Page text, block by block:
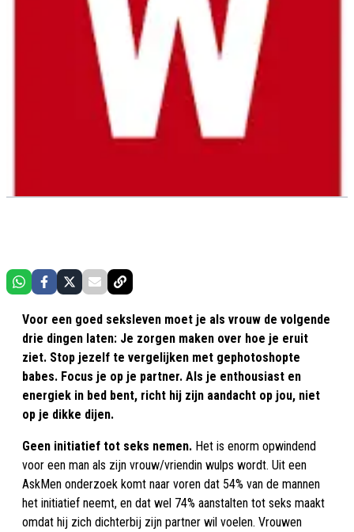
Voor een goed seksleven moet je als vrouw de volgende
drie dingen laten: Je zorgen maken over hoe je eruit
ziet. Stop jezelf te vergelijken met gephotoshopte
babes. Focus je op je partner. Als je enthousiast en
energiek in bed bent, richt hij zijn aandacht op jou, niet
op je dikke dijen.
Geen initiatief tot seks nemen. Het is enorm opwindend
voor een man als zijn vrouw/vriendin wulps wordt. Uit een
AskMen onderzoek komt naar voren dat 54% van de mannen
het initiatief neemt, en dat wel 74% aanstalten tot seks maakt
omdat hij zich dichterbij zijn partner wil voelen. Vrouwen